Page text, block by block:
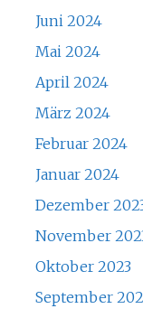
Juni 2024
Mai 2024
April 2024
März 2024
Februar 2024
Januar 2024
Dezember
November
Oktober 2023
September